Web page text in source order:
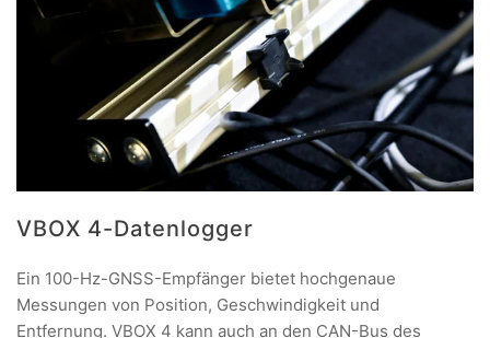
VBOX 4-Datenlogger
Ein 100-Hz-GNSS-Empfänger bietet hochgenaue
Messungen von Position, Geschwindigkeit und
Entfernung. VBOX 4 kann auch an den CAN-Bus des